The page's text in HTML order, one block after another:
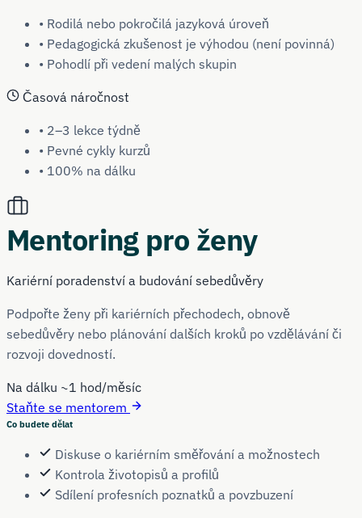
• Rodilá nebo pokročilá jazyková úroveň
• Pedagogická zkušenost je výhodou (není povinná)
• Pohodlí při vedení malých skupin
Časová náročnost
• 2–3 lekce týdně
• Pevné cykly kurzů
• 100% na dálku
Mentoring pro ženy
Kariérní poradenství a budování sebedůvěry
Podpořte ženy při kariérních přechodech, obnově
sebedůvěry nebo plánování dalších kroků po vzdělávání či
rozvoji dovedností.
Na dálku ~1 hod/měsíc
Staňte se mentorem
Co budete dělat
Diskuse o kariérním směřování a možnostech
Kontrola životopisů a profilů
Sdílení profesních poznatků a povzbuzení